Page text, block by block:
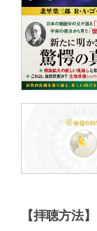
【拝聴方法】